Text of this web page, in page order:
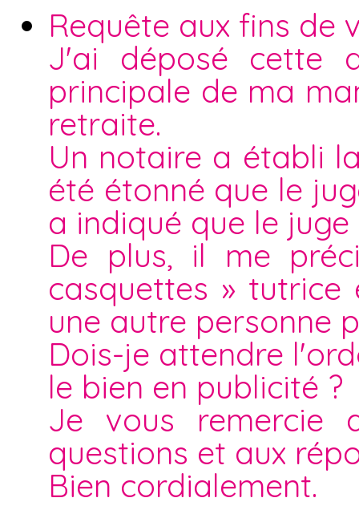
Requête aux fins de
J'ai déposé cette
principale de ma
retraite.
Un notaire a établi
été étonné que le
a indiqué que le
De plus, il me
casquettes »
une autre personne
Dois-je attendre
le bien en publicité ?
Je vous remercie
questions et aux
Bien cordialement.